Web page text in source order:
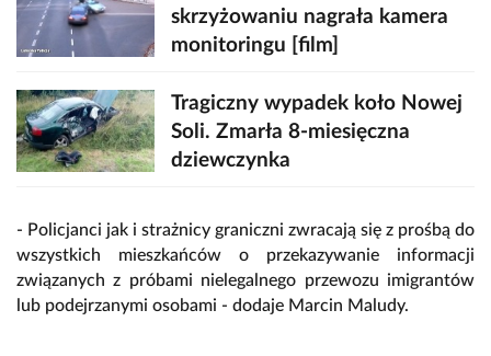
skrzyżowaniu nagrała kamera
monitoringu [film]
Tragiczny wypadek koło Nowej
Soli. Zmarła 8-miesięczna
dziewczynka
- Policjanci jak i strażnicy graniczni zwracają się z prośbą do
wszystkich mieszkańców o przekazywanie informacji
związanych z próbami nielegalnego przewozu imigrantów
lub podejrzanymi osobami - dodaje Marcin Maludy.